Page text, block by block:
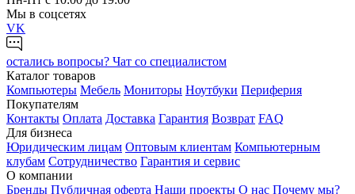
Мы в соцсетях
VK
остались вопросы? Чат со специалистом
Каталог товаров
Компьютеры Мебель Мониторы Ноутбуки Периферия
Покупателям
Контакты Оплата Доставка Гарантия Возврат FAQ
Для бизнеса
Юридическим лицам Оптовым клиентам Компьютерным
клубам Сотрудничество Гарантия и сервис
О компании
Бренды Публичная оферта Наши проекты О нас Почему мы?